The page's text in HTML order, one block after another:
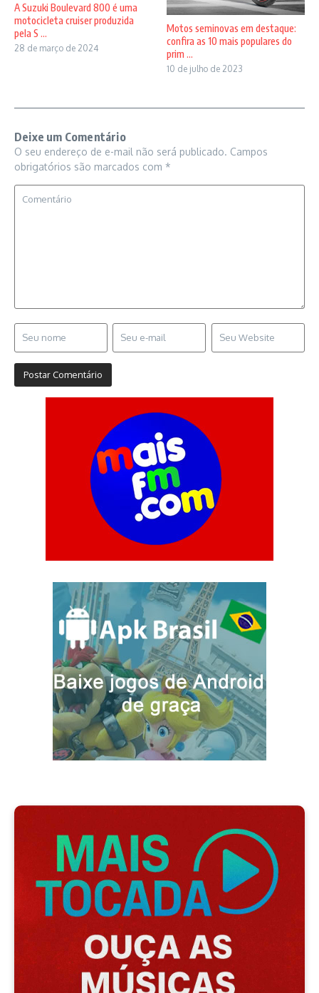
A Suzuki Boulevard 800 é uma
motocicleta cruiser produzida
pela S ...
28 de março de 2024
Motos seminovas em destaque:
confira as 10 mais populares do
prim ...
10 de julho de 2023
Deixe um Comentário
O seu endereço de e-mail não será publicado. Campos
obrigatórios são marcados com *